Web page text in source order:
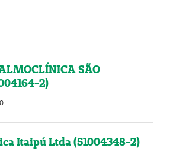
SÃO
2)
Itaipú Ltda (51004348-2)